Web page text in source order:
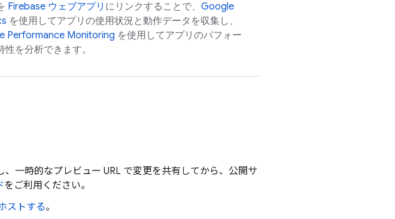
Firebase ウェブアプリ にリンクすることで、 Google
を使用してアプリの使用状況と動作データを収集し、
Performance Monitoring を使用してアプリのパフォー
性を分析できます。
一時的なプレビュー URL で変更を共有してから、公開サ
をご利用ください。
ストする。